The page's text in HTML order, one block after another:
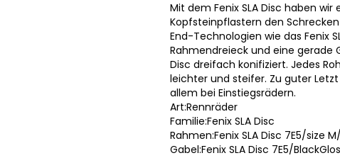
Mit dem Fenix SLA Disc haben
Kopfsteinpflastern den
End-Technologien wie das Fenix
Rahmendreieck und eine gerade
Disc dreifach konifiziert. Jedes
leichter und steifer. Zu guter Letzt
allem bei Einstiegsrädern.
Art:Rennräder
Familie:Fenix SLA Disc
Rahmen:Fenix SLA Disc 7E5/size
Gabel:Fenix SLA Disc 7E5/